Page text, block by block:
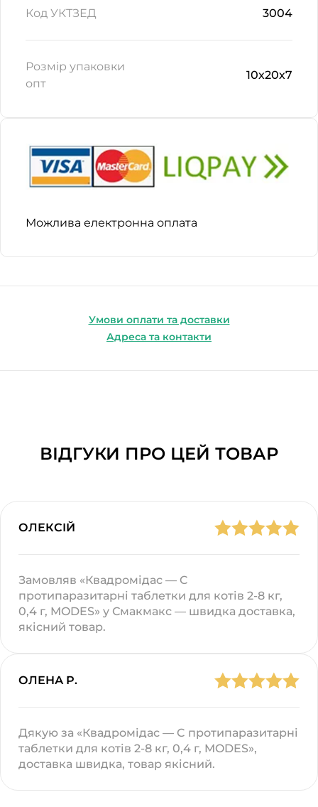
Код УКТЗЕД 3004
Розмір упаковки
опт
10х20х7
Можлива електронна оплата
Умови оплати та доставки
Адреса та контакти
ВІДГУКИ ПРО ЦЕЙ ТОВАР
ОЛЕКСІЙ
Замовляв «Квадромідас — C
протипаразитарні таблетки для котів 2-8 кг,
0,4 г, MODES» у Смакмакс — швидка доставка,
якісний товар.
ОЛЕНА Р.
Дякую за «Квадромідас — C протипаразитарні
таблетки для котів 2-8 кг, 0,4 г, MODES»,
доставка швидка, товар якісний.